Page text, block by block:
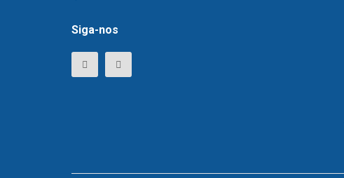
Siga-nos